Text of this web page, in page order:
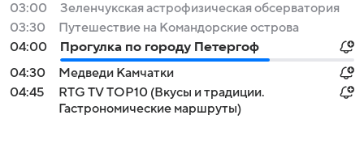
03:00
Зеленчукская астрофизическая обсерватория
03:30
Путешествие на Командорские острова
04:00
Прогулка по городу Петергоф
04:30
Медведи Камчатки
04:45
RTG TV TOP10 (Вкусы и традиции.
Гастрономические маршруты)